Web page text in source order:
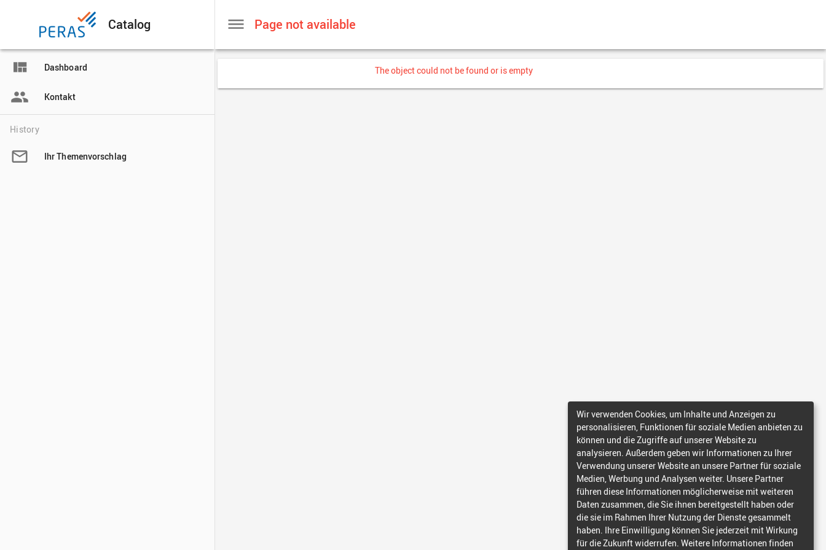
Catalog
 Dashboard
 Kontakt
History
 Ihr Themenvorschlag
Wir verwenden Cookies, um Inhalte und Anzeigen zu
personalisieren, Funktionen für soziale Medien anbieten zu
können und die Zugriffe auf unserer Website zu
analysieren. Außerdem geben wir Informationen zu Ihrer
Verwendung unserer Website an unsere Partner für soziale
Medien, Werbung und Analysen weiter. Unsere Partner
führen diese Informationen möglicherweise mit weiteren
Daten zusammen, die Sie ihnen bereitgestellt haben oder
die sie im Rahmen Ihrer Nutzung der Dienste gesammelt
haben. Ihre Einwilligung können Sie jederzeit mit Wirkung
für die Zukunft widerrufen. Weitere Informationen finden